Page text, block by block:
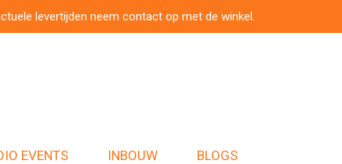
levertijden neem contact op met de winkel.
EVENTS INBOUW BLOGS